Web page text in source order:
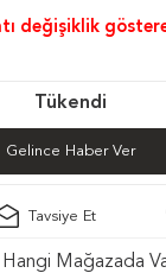
değişiklik
Tükendi
Gelince Haber Ver
Tavsiye Et
Hangi Mağazada